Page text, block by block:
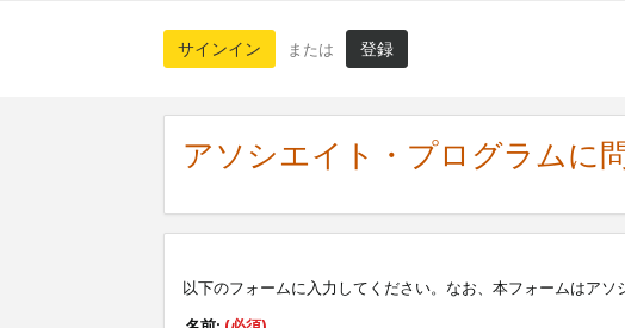
サインイン または 登録
アソシエイト・プログラムに
以下のフォームに入力してください。なお、本フォームはア